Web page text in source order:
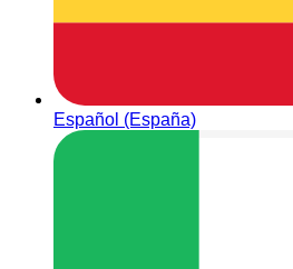
Español (España)